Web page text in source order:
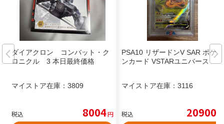
ダイアクロン コンバット・ク
ロニクル 3 本日最終価格
マイストア在庫： 3809
税込 8004円
PSA10 リザードンV SAR ポケモ
ンカード VSTARユニバース
マイストア在庫： 3116
税込 20900